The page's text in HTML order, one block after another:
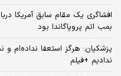
افشاگری یک مقام سابق آمریکا
بمب اتم پروپاگاندا بود
پزشکیان: هرگز استعفا نداده‌ام و
ندادیم +فیلم